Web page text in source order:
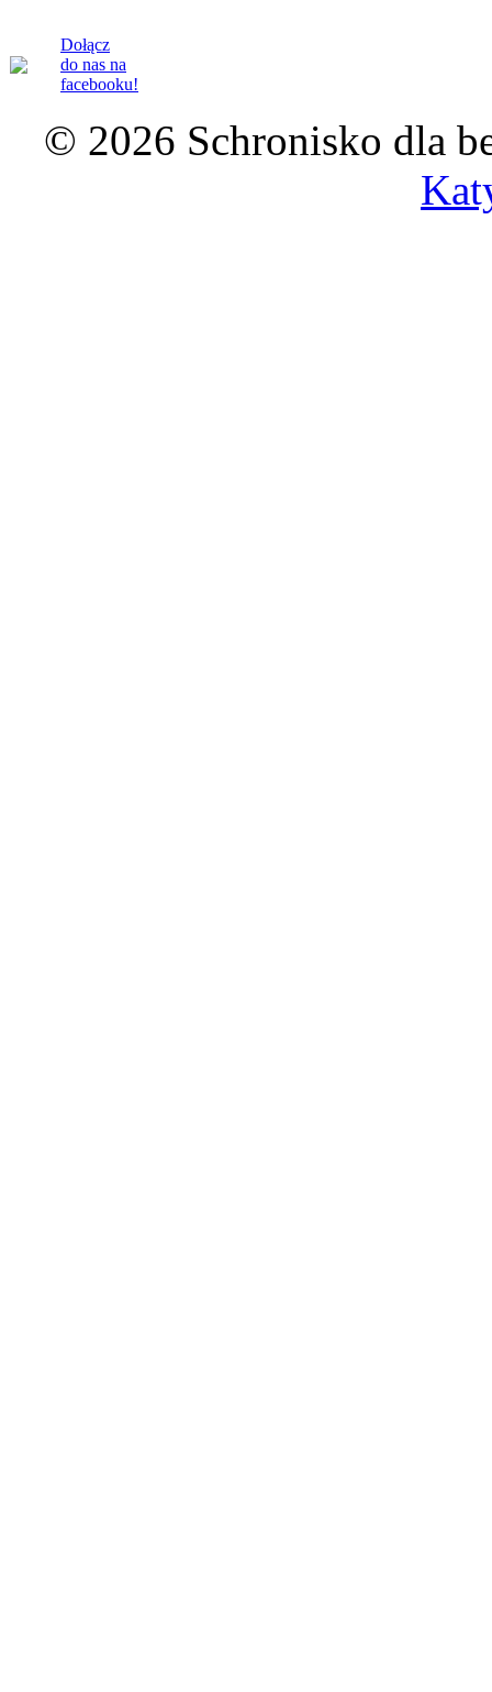
Dołącz
do nas na
facebooku!
© 2026 Schronisko dla